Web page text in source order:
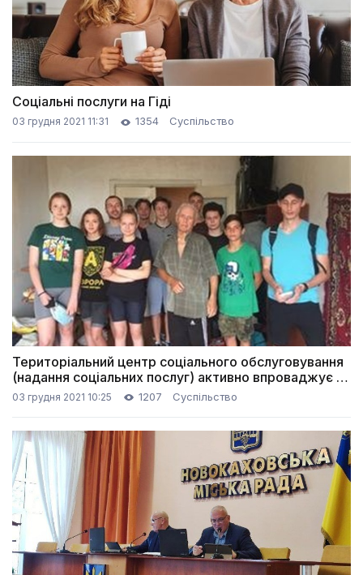
Соціальні послуги на Гіді
03 грудня 2021 11:31 1354 Суспільство
Територіальний центр соціального обслуговування
(надання соціальних послуг) активно впроваджує та
всебічно підтримує волонтерський рух
03 грудня 2021 10:25 1207 Суспільство